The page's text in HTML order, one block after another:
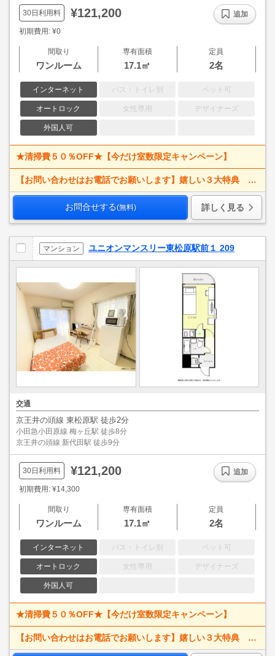
30日利用料 ¥121,200
初期費用: ¥0
間取り
ワンルーム
専有面積
17.1㎡
定員
2名
インターネット バス・トイレ別 ペット可
オートロック 女性専用 デザイナーズ
外国人可
追加
★清掃費５０％OFF★【今だけ室数限定キャンペーン】
【お問い合わせはお電話でお願いします】嬉しい３大特典 賃料大幅値下げ！ 寝具一式＆ベッドメイキング無料＋α
お問合せする(無料) 詳しく見る
マンション ユニオンマンスリー東松原駅前１ 209
交通
京王井の頭線 東松原駅 徒歩2分
小田急小田原線 梅ヶ丘駅 徒歩8分
京王井の頭線 新代田駅 徒歩9分
30日利用料 ¥121,200
初期費用: ¥14,300
間取り
ワンルーム
専有面積
17.1㎡
定員
2名
インターネット バス・トイレ別 ペット可
オートロック 女性専用 デザイナーズ
外国人可
追加
★清掃費５０％OFF★【今だけ室数限定キャンペーン】
【お問い合わせはお電話でお願いします】嬉しい３大特典 賃料大幅値下げ！ 寝具一式＆ベッドメイキング無料＋α